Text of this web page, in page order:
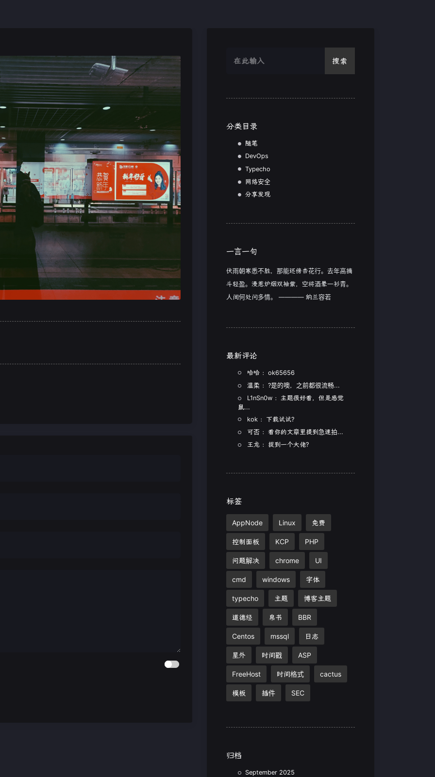
搜索
分类目录
随笔
DevOps
Typecho
网络安全
分享发现
一言一句
伏雨朝寒悉不胜，那能还傍杏花行。去年高摘
斗轻盈。漫惹炉烟双袖紫，空将酒晕一衫青。
人间何处问多情。 ———— 纳兰容若
最新评论
哈哈 ：ok65656
温柔 ：?是的噢，之前都很流畅...
L1nSn0w ：主题很好看，但是感觉
鼠...
kok ：下载试试?
可否 ：看你的文章里提到急速拍...
王龙 ：捉到一个大佬?
标签
AppNode Linux 免费
控制面板 KCP PHP
问题解决 chrome UI
cmd windows 字体
typecho 主题 博客主题
道德经 帛书 BBR
Centos mssql 日志
星外 时间戳 ASP
FreeHost 时间格式 cactus
模板 插件 SEC
归档
September 2025